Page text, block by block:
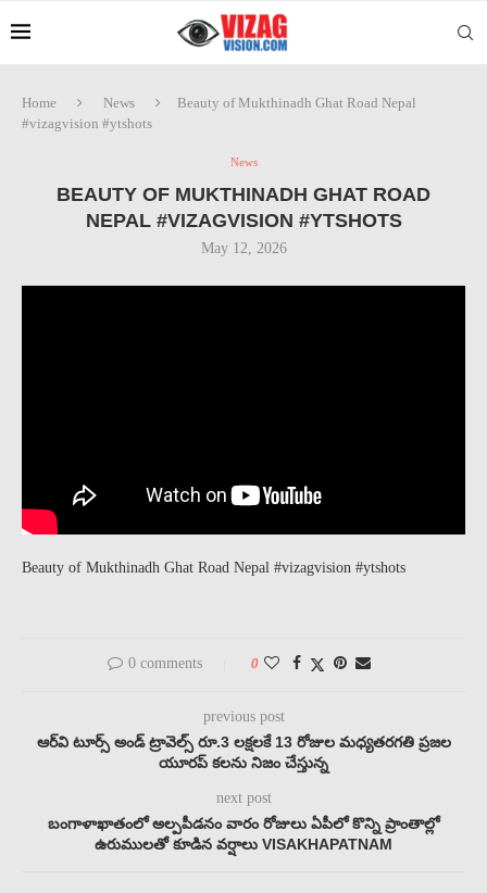
Home News
Beauty of Mukthinadh Ghat Road Nepal
#vizagvision #ytshots
News
BEAUTY OF MUKTHINADH GHAT ROAD
NEPAL #VIZAGVISION #YTSHOTS
May 12, 2026
Beauty of Mukthinadh Ghat Road Nepal #vizagvision #ytshots
0 comments 0
previous post
ఆర్‌వి టూర్స్ అండ్ ట్రావెల్స్ రూ.3 లక్షలకే 13 రోజుల మధ్యతరగతి ప్రజల
యూరప్ కలను నిజం చేస్తున్న
next post
బంగాళాఖాతంలో అల్పపీడనం వారం రోజులు ఏపీలో కొన్ని ప్రాంతాల్లో
ఉరుములతో కూడిన వర్షాలు VISAKHAPATNAM